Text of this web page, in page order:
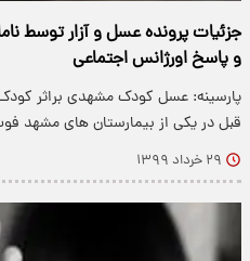
جزئیات پرونده عسل و آزار توسط
و پاسخ اورژانس اجتماعی
پارسینه: عسل کودک مشهدی براثر
قبل در یکی از بیمارستان های مشهد
۲۹ خرداد ۱۳۹۹